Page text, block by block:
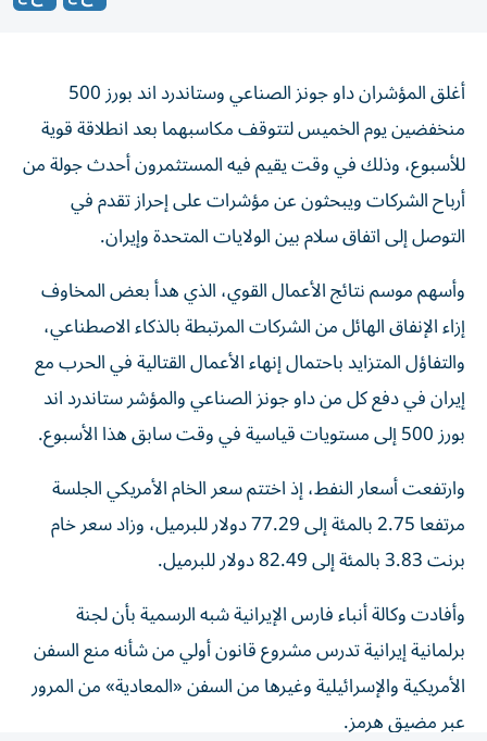
منخفضين يوم الخميس لتتوقف مكاسبهما بعد انطلاقة قوية
للأسبوع، وذلك في وقت يقيم فيه ‌المستثمرون أحدث جولة من
أرباح الشركات ويبحثون عن مؤشرات على إحراز تقدم ​في
التوصل ⁠إلى اتفاق سلام بين الولايات المتحدة وإيران.
وأسهم موسم نتائج ‌الأعمال القوي، الذي هدأ بعض ‌المخاوف
إزاء الإنفاق الهائل من الشركات المرتبطة بالذكاء الاصطناعي،
والتفاؤل المتزايد باحتمال إنهاء الأعمال القتالية في الحرب مع
إيران في دفع كل من داو جونز الصناعي ‌والمؤشر ستاندرد اند
بورز 500 إلى مستويات قياسية في وقت سابق هذا الأسبوع.
وارتفعت ⁠أسعار النفط، إذ اختتم سعر الخام الأمريكي الجلسة
مرتفعا 2.75 بالمئة إلى 77.29 دولار للبرميل، وزاد سعر خام
برنت 3.83 بالمئة إلى 82.49 دولار للبرميل.
وأفادت وكالة أنباء فارس الإيرانية شبه الرسمية بأن لجنة
برلمانية إيرانية تدرس مشروع قانون أولي من شأنه منع السفن
الأمريكية والإسرائيلية وغيرها من السفن «المعادية» من ​المرور
عبر مضيق هرمز.